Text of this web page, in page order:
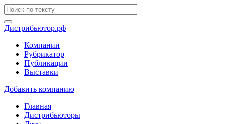
Дистрибьютор.рф
Компании
Рубрикатор
Публикации
Выставки
Добавить компанию
Главная
Дистрибьюторы